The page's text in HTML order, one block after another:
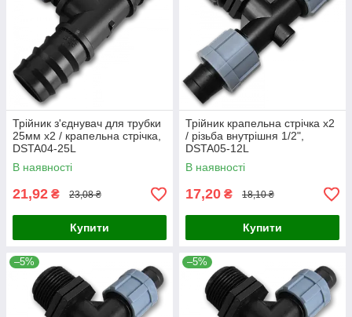
Трійник з'єднувач для трубки
25мм х2 / крапельна стрічка,
DSTA04-25L
В наявності
21,92 ₴ 23,08 ₴
Купити
Трійник крапельна стрічка х2
/ різьба внутрішня 1/2",
DSTA05-12L
В наявності
17,20 ₴ 18,10 ₴
Купити
–5% –5%